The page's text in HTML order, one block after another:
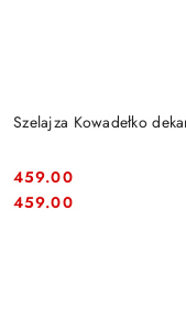
Szelajza Kowadełko
Cena:
459.00
Cena:
459.00